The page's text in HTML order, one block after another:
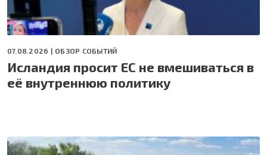
07.08.2026 | ОБЗОР СОБЫТИЙ
Исландия просит ЕС не вмешиваться в
её внутреннюю политику